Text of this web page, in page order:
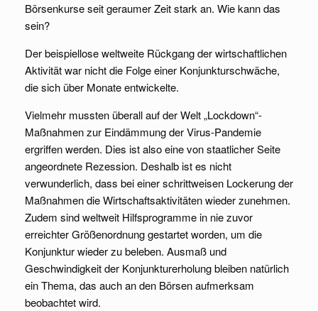
Börsenkurse seit geraumer Zeit stark an. Wie kann das
sein?
Der beispiellose weltweite Rückgang der wirtschaftlichen
Aktivität war nicht die Folge einer Konjunkturschwäche,
die sich über Monate entwickelte.
Vielmehr mussten überall auf der Welt „Lockdown“-
Maßnahmen zur Eindämmung der Virus-Pandemie
ergriffen werden. Dies ist also eine von staatlicher Seite
angeordnete Rezession. Deshalb ist es nicht
verwunderlich, dass bei einer schrittweisen Lockerung der
Maßnahmen die Wirtschaftsaktivitäten wieder zunehmen.
Zudem sind weltweit Hilfsprogramme in nie zuvor
erreichter Größenordnung gestartet worden, um die
Konjunktur wieder zu beleben. Ausmaß und
Geschwindigkeit der Konjunkturerholung bleiben natürlich
ein Thema, das auch an den Börsen aufmerksam
beobachtet wird.